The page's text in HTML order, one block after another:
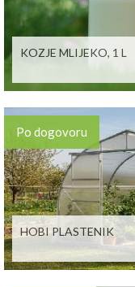
KOZJE MLIJEKO, 1 L
Po dogovoru
HOBI PLASTENIK